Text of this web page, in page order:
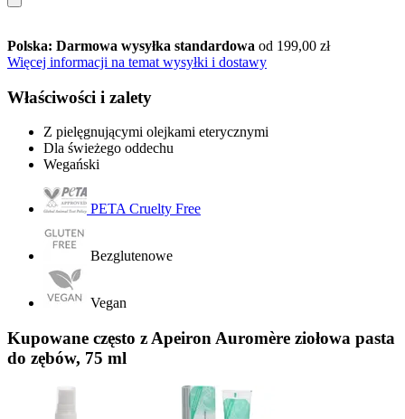
Polska: Darmowa wysyłka standardowa od 199,00 zł
Więcej informacji na temat wysyłki i dostawy
Właściwości i zalety
Z pielęgnującymi olejkami eterycznymi
Dla świeżego oddechu
Wegański
PETA Cruelty Free
Bezglutenowe
Vegan
Kupowane często z Apeiron Auromère ziołowa pasta
do zębów, 75 ml